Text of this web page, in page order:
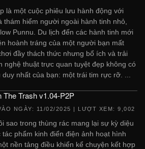
là một cuộc phiêu lưu hành động với
thám hiểm người ngoài hành tinh nhỏ,
Punnu. Du lịch đến các hành tinh mới
hoành tráng của một người bạn mất
đầy thách thức nhưng bổ ích và trải
nghệ thuật trực quan tuyệt đẹp không có
nhất của bạn: một trái tim rực rỡ. ...
The Trash v1.04-P2P
NGÀY: 11/02/2025 | LƯỢT XEM: 9,002
sao trong thùng rác mang lại sự kỳ diệu
tác phẩm kinh điển điện ảnh hoạt hình
nền tảng điều khiển kể chuyện kết hợp